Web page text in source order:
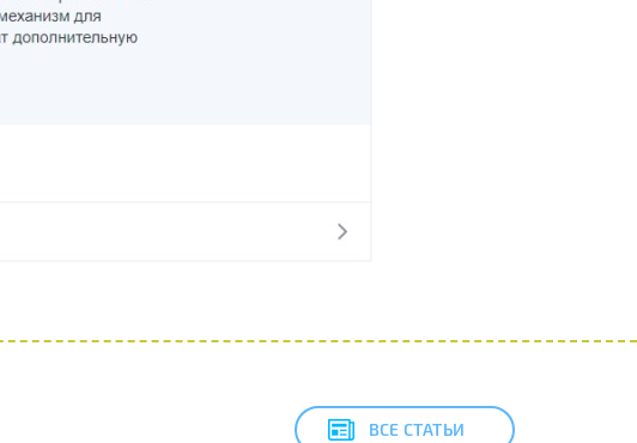
ВСЕ СТАТЬИ